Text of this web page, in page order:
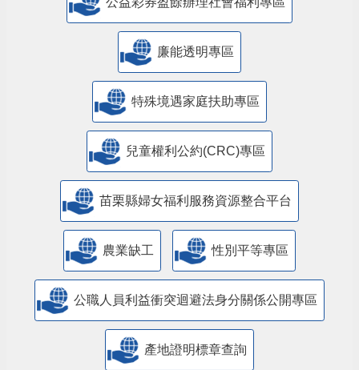
廉能透明專區
特殊境遇家庭扶助專區
兒童權利公約(CRC)專區
苗栗縣婦女福利服務資源整合平台
農業缺工 性別平等專區
公職人員利益衝突迴避法身分關係公開專區
產地證明標章查詢